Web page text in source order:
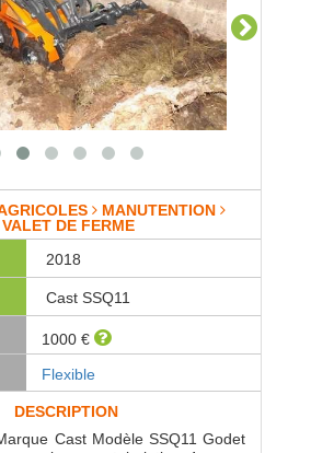
MANUTENTION
VALET DE FERME
2018
Cast SSQ11
1000 €
Flexible
DESCRIPTION
Cast Modèle SSQ11 Godet